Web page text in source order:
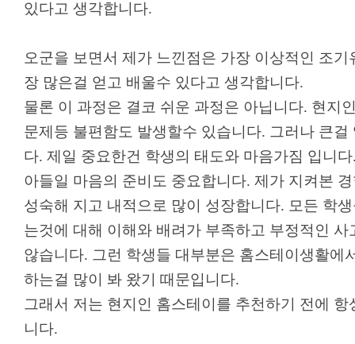
있다고 생각합니다.
오군을 보면서 제가 느낀점은 가장 이상적인 조
장 많은걸 얻고 배울수 있다고 생각합니다.
물론 이 과정은 결코 쉬운 과정은 아닙니다. 현지
문제등 불편함도 발생할수 있습니다. 그러나 큰
다. 제일 중요한건 학생의 태도와 마음가짐 입니다
아들일 마음의 준비도 중요합니다. 제가 지켜본
성숙해 지고 내적으로 많이 성장합니다. 모든 학
는것에 대해 이해와 배려가 부족하고 부정적인
않습니다. 그런 학생들 대부분은 홈스테이생활에
하는걸 많이 봐 왔기 때문입니다.
그래서 저는 현지인 홈스테이를 추천하기 전에
니다.